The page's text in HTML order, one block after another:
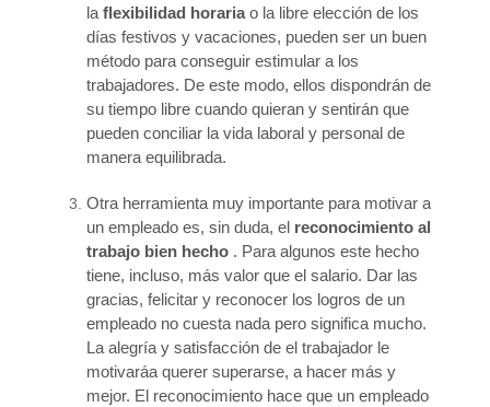
la flexibilidad horariao la libre elección de los
días festivos y vacaciones, pueden ser un buen
método para conseguir estimular a los
trabajadores. De este modo, ellos dispondrán de
su tiempo libre cuando quieran y sentirán que
pueden conciliar la vida laboral y personal de
manera equilibrada.
Otra herramienta muy importante para motivar a
un empleado es, sin duda, el reconocimiento al
trabajo bien hecho . Para algunos este hecho
tiene, incluso, más valor que el salario. Dar las
gracias, felicitar y reconocer los logros de un
empleado no cuesta nada pero significa mucho.
La alegría y satisfacción de el trabajador le
motivaráa querer superarse, a hacer más y
mejor. El reconocimiento hace que un empleado